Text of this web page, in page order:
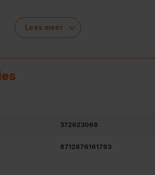
producten die je in de vriezer legt snel op
die al in de vriezer lagen niet te
Lees meer
372623068
8712876161793